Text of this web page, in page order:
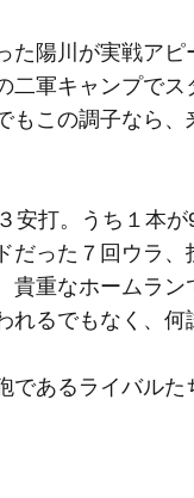
陽川が実戦アピ
二軍キャンプで
もこの調子なら
安打。うち１本
だった７回ウラ
重なホームラン
れるでもなく、
であるライバル